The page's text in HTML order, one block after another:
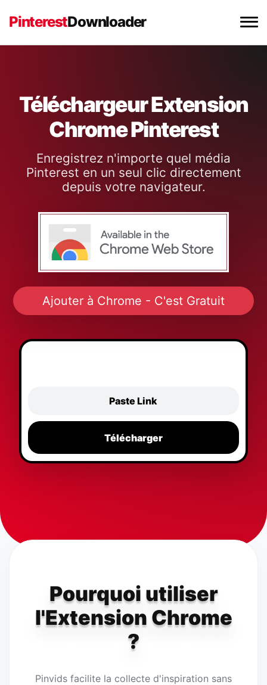
PinterestDownloader
Téléchargeur d'Images Pinterest
Téléchargeur de GIF Pinterest
Extension Chrome
Téléchargeur Extension
Chrome Pinterest
Enregistrez n'importe quel média
Pinterest en un seul clic directement
depuis votre navigateur.
Ajouter à Chrome - C'est Gratuit
Paste Link
Télécharger
Pourquoi utiliser
l'Extension Chrome
?
Pinvids facilite la collecte d'inspiration sans